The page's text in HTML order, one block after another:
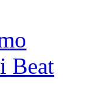
Beat